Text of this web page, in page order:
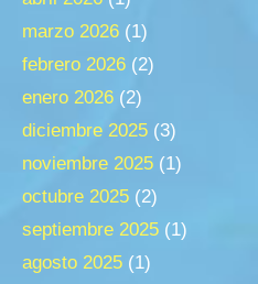
marzo 2026 (1)
febrero 2026 (2)
enero 2026 (2)
diciembre 2025 (3)
noviembre 2025 (1)
octubre 2025 (2)
septiembre 2025 (1)
agosto 2025 (1)